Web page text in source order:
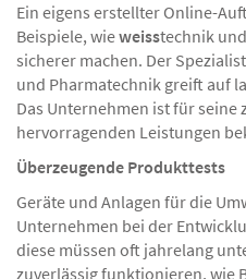
Ein eigens erstellter Online-
Beispiele, wieweisstechnik
sicherer machen. Der
und Pharmatechnik greift auf
Das Unternehmen ist für
hervorragenden Leistungen
Überzeugende Produkttests
Geräte und Anlagen für die
Unternehmen bei der
diese müssen oft jahrelang
zuverlässig funktionieren, wie